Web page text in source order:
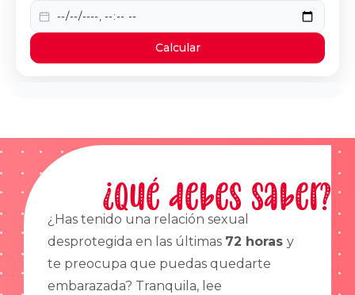
Calcular
¿Qué debes saber?
¿Has tenido una relación sexual
desprotegida en las últimas 72 horas y
te preocupa que puedas quedarte
embarazada? Tranquila, lee